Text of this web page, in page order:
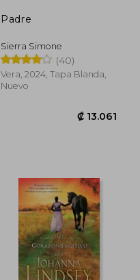
Padre
Sierra Simone
(40)
Vera, 2024, Tapa Blanda,
Nuevo